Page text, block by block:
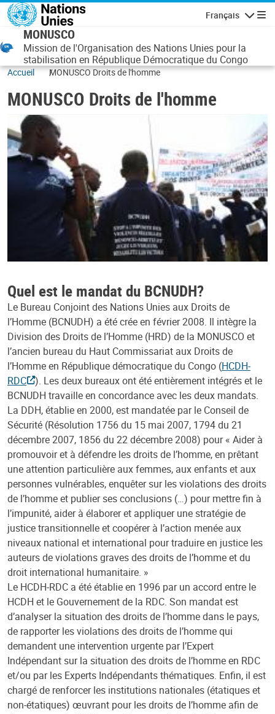
Aller au contenu principal
Français
MONUSCO
Mission de l'Organisation des Nations Unies pour la
stabilisation en République Démocratique du Congo
Accueil MONUSCO Droits de l'homme
MONUSCO Droits de l'homme
Quel est le mandat du BCNUDH?
Le Bureau Conjoint des Nations Unies aux Droits de
l’Homme (BCNUDH) a été crée en février 2008. Il intègre la
Division des Droits de l’Homme (HRD) de la MONUSCO et
l’ancien bureau du Haut Commissariat aux Droits de
l’Homme en République démocratique du Congo (HCDH-
RDC
). Les deux bureaux ont été entièrement intégrés et le
BCNUDH travaille en concordance avec les deux mandats.
La DDH, établie en 2000, est mandatée par le Conseil de
Sécurité (Résolution 1756 du 15 mai 2007, 1794 du 21
décembre 2007, 1856 du 22 décembre 2008) pour « Aider à
promouvoir et à défendre les droits de l’homme, en prêtant
une attention particulière aux femmes, aux enfants et aux
personnes vulnérables, enquêter sur les violations des droits
de l’homme et publier ses conclusions (…) pour mettre fin à
l’impunité, aider à élaborer et appliquer une stratégie de
justice transitionnelle et coopérer à l’action menée aux
niveaux national et international pour traduire en justice les
auteurs de violations graves des droits de l’homme et du
droit international humanitaire. »
Le HCDH-RDC a été établie en 1996 par un accord entre le
HCDH et le Gouvernement de la RDC. Son mandat est
d’analyser la situation des droits de l’homme dans le pays,
de rapporter les violations des droits de l’homme qui
demandent une intervention urgente par l’Expert
Indépendant sur la situation des droits de l’homme en RDC
et/ou par les Experts Indépendants thématiques. Enfin, il est
chargé de renforcer les institutions nationales (étatiques et
non-étatiques) œuvrant pour les droits de l’homme afin de